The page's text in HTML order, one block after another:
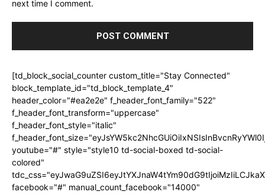
next time I comment.
[td_block_social_counter custom_title="Stay Connected"
block_template_id="td_block_template_4"
header_color="#ea2e2e" f_header_font_family="522"
f_header_font_transform="uppercase"
f_header_font_style="italic"
youtube="#" style="style10 td-social-boxed td-social-
colored"
facebook="#" manual_count_facebook="14000"